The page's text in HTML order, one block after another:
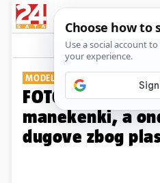
MODEL JANICE DICKINSON
FOTO Bila je
manekenki, a
dugove zbog